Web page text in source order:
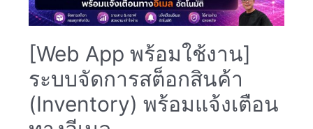
เช่า
หอพัก
ครบ
วงจร
พร้อม
เตือน
ค่า
[Web App พร้อมใช้งาน]
ระบบจัดการสต็อกสินค้า
(Inventory) พร้อมแจ้งเตือน